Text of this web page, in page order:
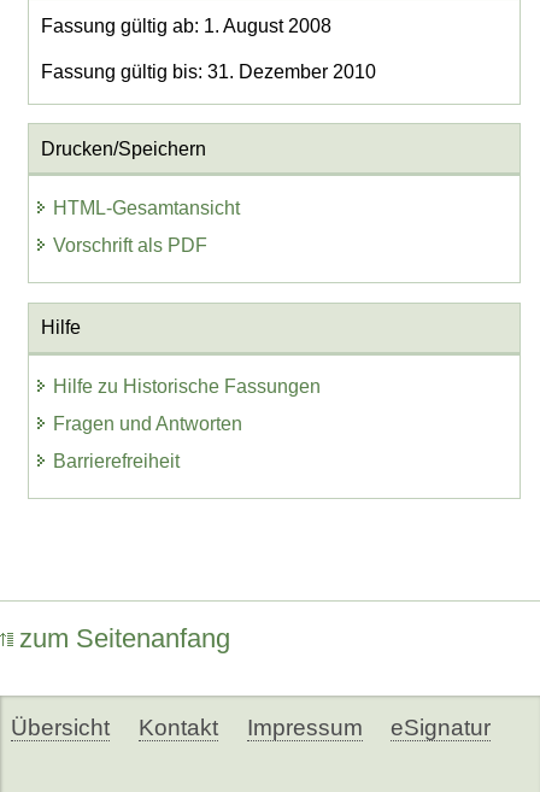
Fassung gültig ab: 1. August 2008
Fassung gültig bis: 31. Dezember 2010
Drucken/Speichern
HTML-Gesamtansicht
Vorschrift als PDF
Hilfe
Hilfe zu Historische Fassungen
Fragen und Antworten
Barrierefreiheit
zum Seitenanfang
Übersicht Kontakt Impressum eSignatur